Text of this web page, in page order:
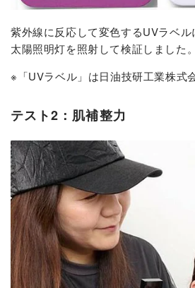
紫外線に反応して変色するUVラベ
太陽照明灯を照射して検証しました。
※「UVラベル」は日油技研工業株式
テスト2：肌補整力